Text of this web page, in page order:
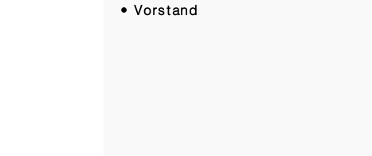
• Vorstand